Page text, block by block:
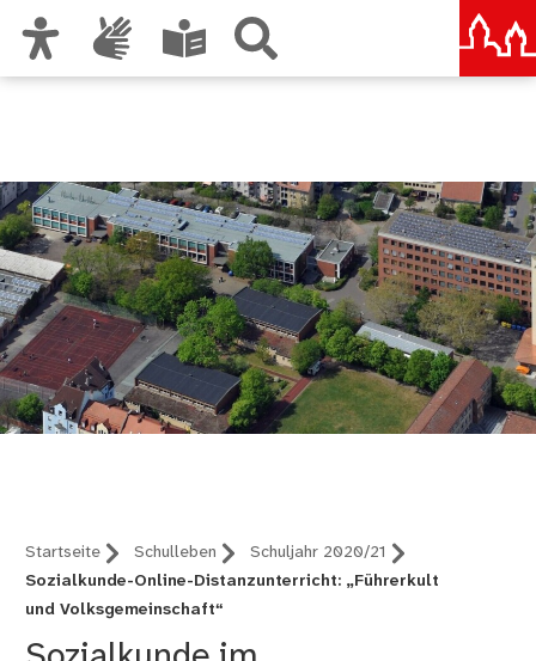
Startseite Schulleben
Schuljahr 2020/21
Sozialkunde-Online-Distanzunterricht: „Führerkult
und Volksgemeinschaft“